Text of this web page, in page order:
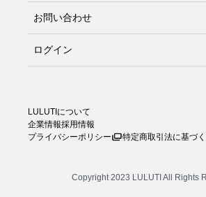
お問い合わせ
ログイン
LULUTIについて
企業情報採用情報
プライバシーポリシー
特定商取引法に基づ
Copyright 2023 LULUTI All Rights